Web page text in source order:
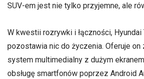
SUV-em jest nie tylko przyjemne, ale
W kwestii rozrywki i łączności, Hyundai
pozostawia nic do życzenia. Oferuje on
system multimedialny z dużym
obsługę smartfonów poprzez Android